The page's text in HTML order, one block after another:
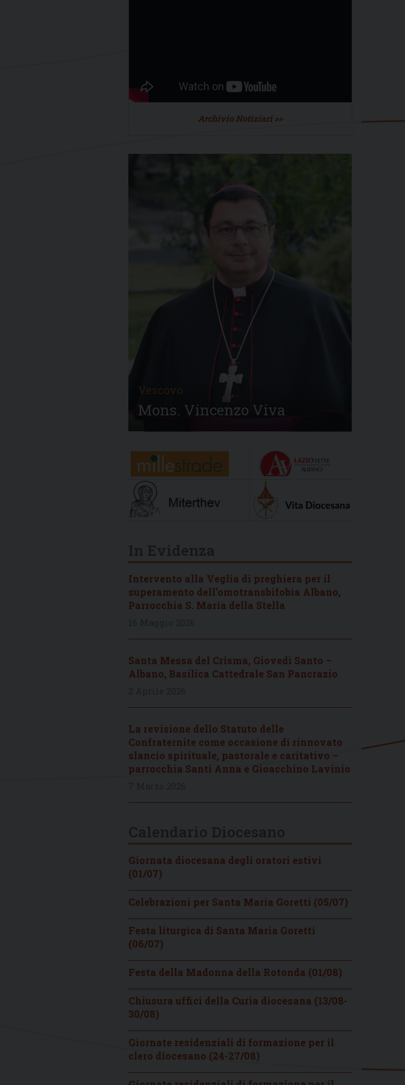
Archivio Notiziari >>
Vescovo
Mons. Vincenzo Viva
Intervento alla Veglia di preghiera per il
superamento dell’omotransbifobia Albano,
Parrocchia S. Maria della Stella
Santa Messa del Crisma, Giovedì Santo –
Albano, Basilica Cattedrale San Pancrazio
La revisione dello Statuto delle
Confraternite come occasione di rinnovato
slancio spirituale, pastorale e caritativo –
parrocchia Santi Anna e Gioacchino Lavinio
Giornata diocesana degli oratori estivi
(01/07)
Celebrazioni per Santa Maria Goretti (05/07)
Festa liturgica di Santa Maria Goretti
(06/07)
Festa della Madonna della Rotonda (01/08)
Chiusura uffici della Curia diocesana (13/08-
30/08)
Giornate residenziali di formazione per il
clero diocesano (24-27/08)